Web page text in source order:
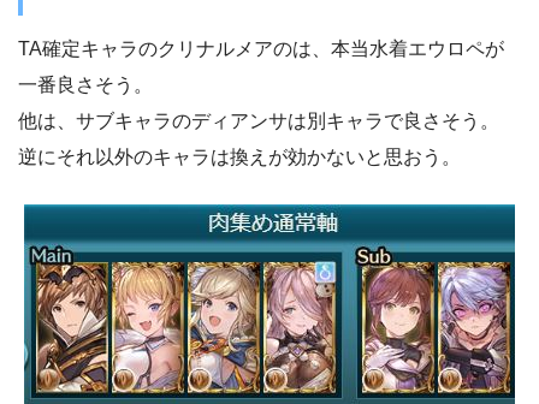
TA確定キャラのクリナルメアのは、本当水着エウロペが
一番良さそう。
他は、サブキャラのディアンサは別キャラで良さそう。
逆にそれ以外のキャラは換えが効かないと思おう。